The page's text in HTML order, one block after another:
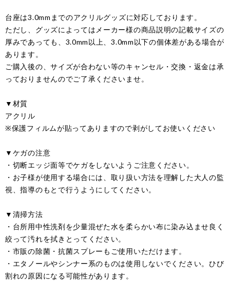
台座は3.0mmまでのアクリルグッズに対応しております。
ただし、グッズによってはメーカー様の商品説明の記載サイズの
厚みであっても、3.0mm以上、3.0mm以下の個体差がある場合が
あります。
ご購入後の、サイズが合わない等のキャンセル・交換・返金は承
っておりませんのでご了承くださいませ。
▼材質
アクリル
※保護フィルムが貼ってありますので剥がしてお使いください
▼ケガの注意
・切断エッジ面等でケガをしないようご注意ください。
・お子様が使用する場合には、取り扱い方法を理解した大人の監
視、指導のもとで行うようにしてください。
▼清掃方法
・台所用中性洗剤を少量混ぜた水を柔らかい布に染み込ませ良く
絞って汚れを拭きとってください。
・市販の除菌・抗菌スプレーもご使用いただけます。
・エタノールやシンナー系のものは使用しないでください。ひび
割れの原因になる可能性があります。